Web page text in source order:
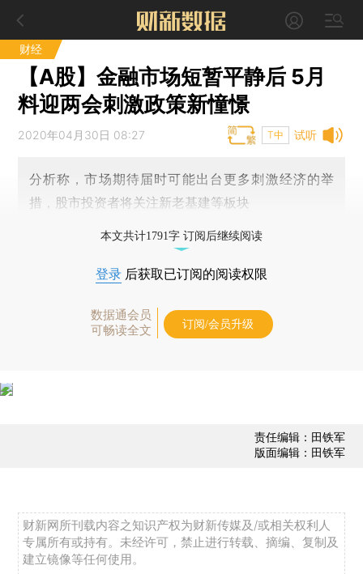
财经
【A股】金融市场短暂平静后 5月
料迎两会刺激政策新憧憬
试听
2020年04月30日 08:27 T中
分析称，市场期待届时可能出台更多刺激经济的举
措，股市投资者将关注新老基建等板块
本文共计1791字 订阅后继续阅读
登录 后获取已订阅的阅读权限
数据通会员
可畅读全文
订阅/会员升级
责任编辑：田铁军
版面编辑：田铁军
财新网所刊载内容之知识产权为财新传媒及/或相关权利人
专属所有或持有。未经许可，禁止进行转载、摘编、复制及
建立镜像等任何使用。